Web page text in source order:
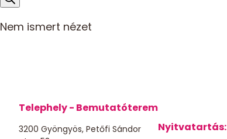
Nem ismert nézet
Telephely - Bemutatóterem
3200 Gyöngyös, Petőfi Sándor
Nyitvatartás: